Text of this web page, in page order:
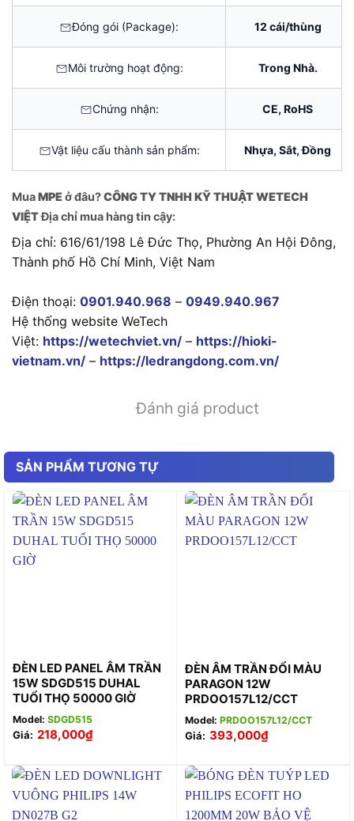
Đóng gói (Package): 12 cái/thùng
Môi trường hoạt động: Trong Nhà.
Chứng nhận: CE, RoHS
Vật liệu cấu thành sản phẩm: Nhựa, Sắt, Đồng
MuaMPEở đâu?CÔNG TY TNHH KỸ THUẬT WETECH
VIỆTĐịa chỉ mua hàng tin cậy:
Địa chỉ: 616/61/198 Lê Đức Thọ, Phường An Hội Đông,
Thành phố Hồ Chí Minh, Việt Nam
Điện thoại: 0901.940.968 – 0949.940.967
Hệ thống website WeTech
Việt: https://wetechviet.vn/ – https://hioki-
vietnam.vn/ – https://ledrangdong.com.vn/
Đánh giá product
SẢN PHẨM TƯƠNG TỰ
ĐÈN LED PANEL ÂM TRẦN
15W SDGD515 DUHAL
TUỔI THỌ 50000 GIỜ
Model: SDGD515
Giá: 218,000₫
ĐÈN ÂM TRẦN ĐỔI MÀU
PARAGON 12W
PRDOO157L12/CCT
Model: PRDOO157L12/CCT
Giá: 393,000₫